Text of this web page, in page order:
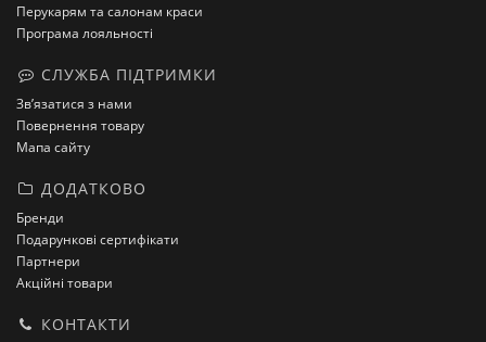
Перукарям та салонам краси
Програма лояльності
СЛУЖБА ПІДТРИМКИ
Зв’язатися з нами
Повернення товару
Мапа сайту
ДОДАТКОВО
Бренди
Подарункові сертифікати
Партнери
Акційні товари
КОНТАКТИ